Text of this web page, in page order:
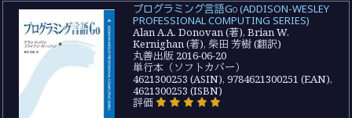
プログラミング言語Go (ADDISON-WESLEY
PROFESSIONAL COMPUTING SERIES)
Alan A.A. Donovan (著), Brian W.
Kernighan (著), 柴田 芳樹 (翻訳)
丸善出版 2016-06-20
単行本（ソフトカバー）
4621300253 (ASIN), 9784621300251 (EAN),
4621300253 (ISBN)
評価